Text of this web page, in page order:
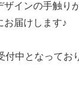
インの手触り
お届けします♪
付中となってお